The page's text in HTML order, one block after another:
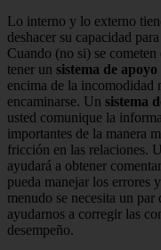
Lo interno y lo externo
deshacer su capacidad
Cuando (no si) se
tener un sistema de apoyo
encima de la incomodidad
encaminarse. Un sistema
usted comunique la
importantes de la manera
fricción en las relaciones.
ayudará a obtener
pueda manejar los errores
menudo se necesita un
ayudarnos a corregir las
desempeño.